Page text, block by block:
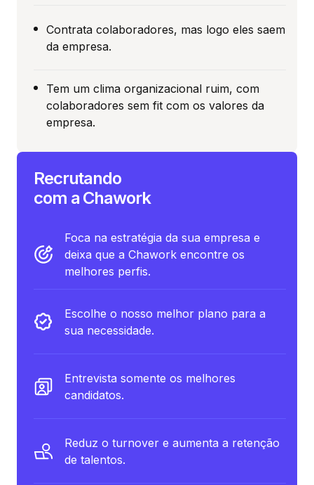
Contrata colaboradores, mas logo eles saem
da empresa.
Tem um clima organizacional ruim, com
colaboradores sem fit com os valores da
empresa.
Recrutando
com a Chawork
Foca na estratégia da sua empresa e
deixa que a Chawork encontre os
melhores perfis.
Escolhe o nosso melhor plano para a
sua necessidade.
Entrevista somente os melhores
candidatos.
Reduz o turnover e aumenta a retenção
de talentos.